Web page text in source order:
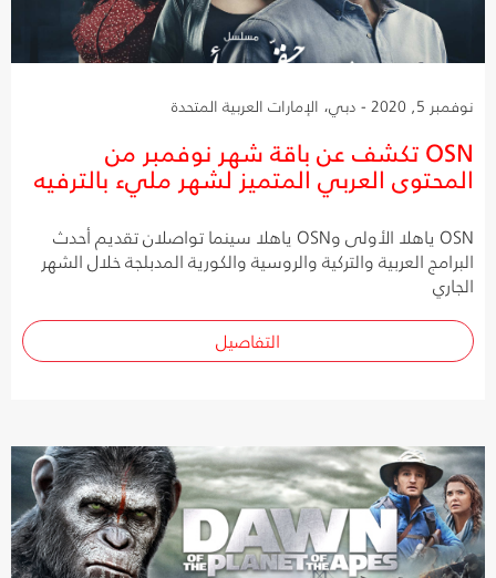
نوفمبر 5, 2020 - دبي، الإمارات العربية المتحدة
OSN تكشف عن باقة شهر نوفمبر من
المحتوى العربي المتميز لشهر مليء بالترفيه
OSN ياهلا الأولى وOSN ياهلا سينما تواصلان تقديم أحدث
البرامج العربية والتركية والروسية والكورية المدبلجة خلال الشهر
الجاري
التفاصيل